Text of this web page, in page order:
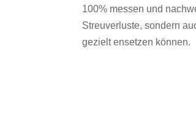
100% messen und
Streuverluste, sondern
gezielt ensetzen können.